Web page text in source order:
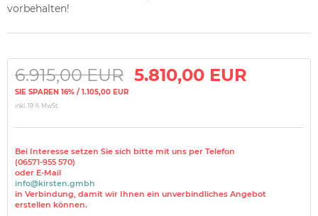
vorbehalten!
6.915,00 EUR 5.810,00 EUR
SIE SPAREN 16% / 1.105,00 EUR
inkl. 19 % MwSt.
Bei Interesse setzen Sie sich bitte mit uns per Telefon
(06571-955 570)
oder E-Mail
info@kirsten.gmbh
in Verbindung, damit wir Ihnen ein unverbindliches Angebot
erstellen können.